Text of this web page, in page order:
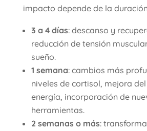
impacto depende de la
3 a 4 días: descanso y
reducción de tensión
sueño.
1 semana: cambios más
niveles de cortisol, mejora
energía, incorporación de
herramientas.
2 semanas o más: